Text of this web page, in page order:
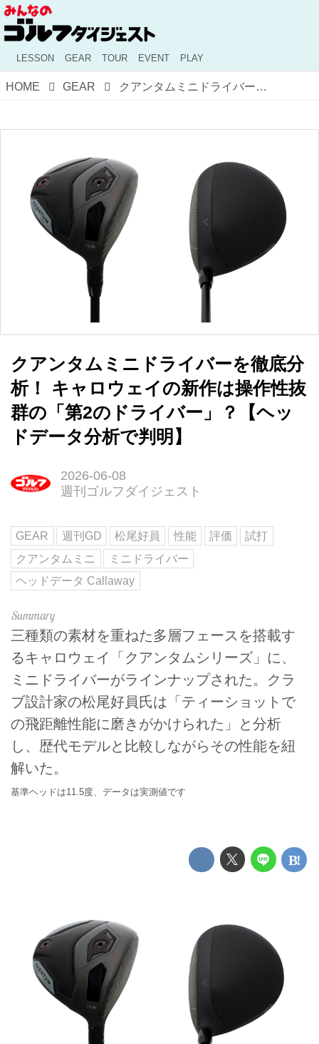
LESSON GEAR TOUR EVENT PLAY
HOME GEAR クアンタムミニドライバーを徹底分析！ キャロウェイの新作は操作性抜群の「第2のドライバー」？【ヘッドデータ分析で判明】
クアンタムミニドライバーを徹底分
析！ キャロウェイの新作は操作性抜
群の「第2のドライバー」？【ヘッ
ドデータ分析で判明】
2026-06-08
週刊ゴルフダイジェスト
GEAR 週刊GD 松尾好員 性能 評価
試打
クアンタムミニ
ミニドライバー
ヘッドデータ Callaway
三種類の素材を重ねた多層フェースを搭載す
るキャロウェイ「クアンタムシリーズ」に、
ミニドライバーがラインナップされた。クラ
ブ設計家の松尾好員氏は「ティーショットで
の飛距離性能に磨きがかけられた」と分析
し、歴代モデルと比較しながらその性能を紐
解いた。
基準ヘッドは11.5度、データは実測値です